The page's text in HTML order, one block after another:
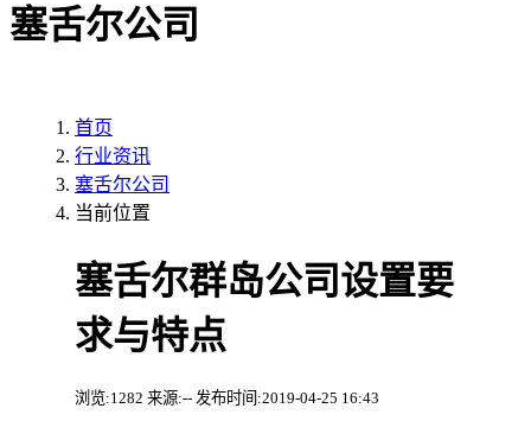
塞舌尔公司
首页
行业资讯
塞舌尔公司
当前位置
塞舌尔群岛公司设置要
求与特点
浏览:1282 来源:-- 发布时间:2019-04-25 16:43